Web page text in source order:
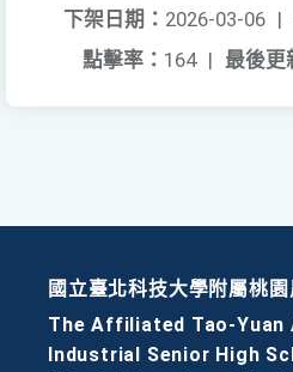
下架日期： 2026-03-06 |
最後更
點擊率： 164 |
國立臺北科技大學附屬桃
The Affiliated Tao-Yuan
Industrial Senior High